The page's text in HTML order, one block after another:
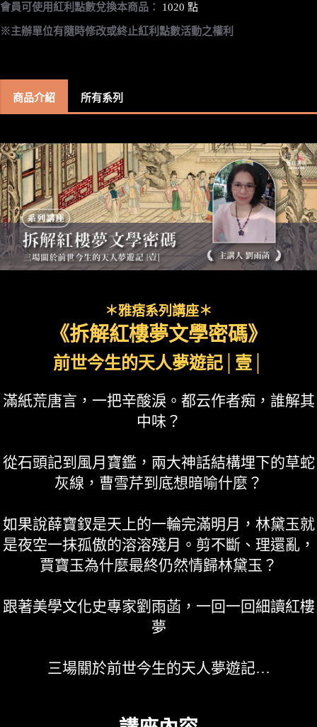
會員可使用紅利點數兌換本商品： 1020 點
※主辦單位有隨時修改或終止紅利點數活動之權利
商品介紹 所有系列
＊雅痞系列講座＊
《拆解紅樓夢文學密碼》
前世今生的天人夢遊記│壹│
滿紙荒唐言，一把辛酸淚。都云作者痴，誰解其
中味？
從石頭記到風月寶鑑，兩大神話結構埋下的草蛇
灰線，曹雪芹到底想暗喻什麼？
如果說薛寶釵是天上的一輪完滿明月，林黛玉就
是夜空一抹孤傲的溶溶殘月。剪不斷、理還亂，
賈寶玉為什麼最終仍然情歸林黛玉？
跟著美學文化史專家劉雨菡，一回一回細讀紅樓
夢
三場關於前世今生的天人夢遊記…